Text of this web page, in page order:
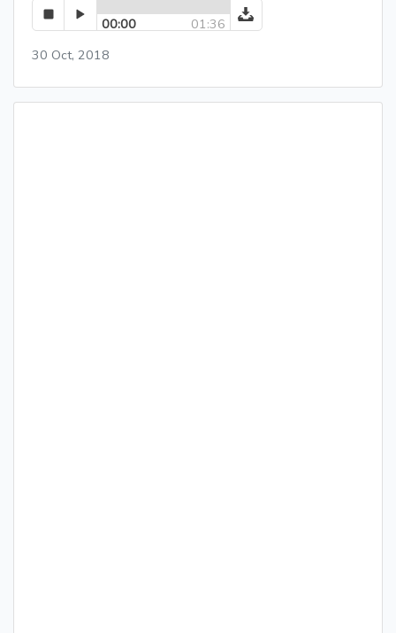
00:00
01:36
30 Oct, 2018